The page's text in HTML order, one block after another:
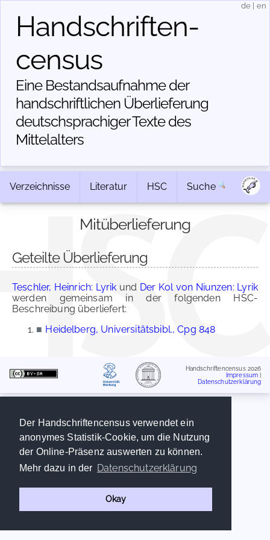
Der Handschriftencensus verwendet ein
anonymes Statistik-Cookie, um die Nutzung
der Online-Präsenz auswerten zu können.
Mehr dazu in der Datenschutzerklärung
Okay
Handschriften­
census
Eine Bestandsaufnahme der
handschriftlichen Über­lieferung
deutschsprachiger Texte des
Mittelalters
de en
Verzeichnisse Literatur HSC Suche
Mitüberlieferung
Geteilte Überlieferung
Teschler, Heinrich: Lyrik und Der Kol von Niunzen: Lyrik
werden gemeinsam in der folgenden HSC-
Beschreibung überliefert:
■ Heidelberg, Universitätsbibl., Cpg 848
Handschriftencensus 2026
Impressum
Datenschutzerklärung